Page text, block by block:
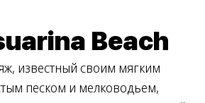
Beach
известный своим мягким
песком и мелководьем,